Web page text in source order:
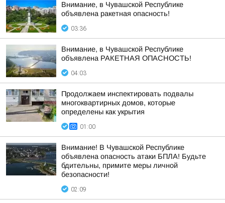
Внимание, в Чувашской Республике
объявлена ракетная опасность!
03:36
Внимание, в Чувашской Республике
объявлена РАКЕТНАЯ ОПАСНОСТЬ!
04:03
Продолжаем инспектировать подвалы
многоквартирных домов, которые
определены как укрытия
01:00
Внимание! В Чувашской Республике
объявлена опасность атаки БПЛА! Будьте
бдительны, примите меры личной
безопасности!
02:09